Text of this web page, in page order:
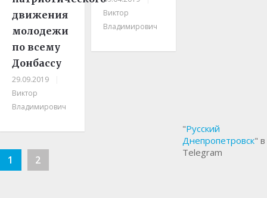
движения
молодежи
по всему
Донбассу
29.09.2019
Виктор
Владимирович
Виктор
Владимирович
1 2
"Русский
Днепропетровск" в
Telegram